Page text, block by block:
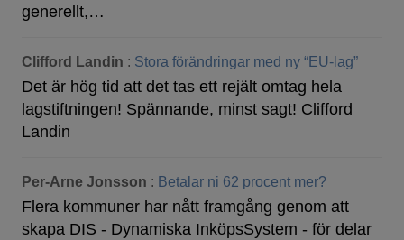
generellt,…
Clifford Landin : Stora förändringar med ny “EU-lag”
Det är hög tid att det tas ett rejält omtag hela
lagstiftningen! Spännande, minst sagt! Clifford
Landin
Per-Arne Jonsson : Betalar ni 62 procent mer?
Flera kommuner har nått framgång genom att
skapa DIS - Dynamiska InköpsSystem - för delar